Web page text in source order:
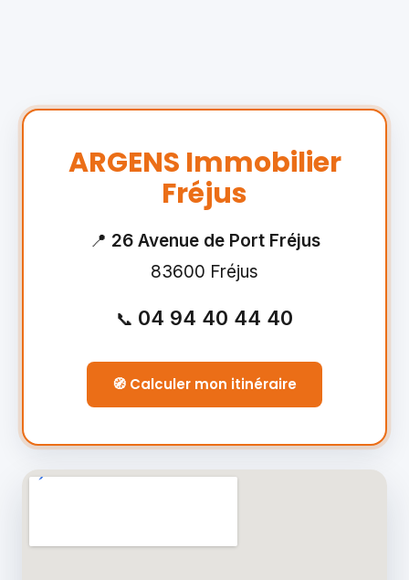
ARGENS Immobilier
Fréjus
📍 26 Avenue de Port Fréjus
83600 Fréjus
📞 04 94 40 44 40
🧭 Calculer mon itinéraire